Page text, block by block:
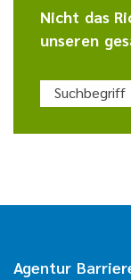
Nicht das
unseren
Suchbegriff
Agentur